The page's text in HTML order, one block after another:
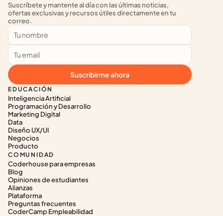
EDUCACIÓN
Inteligencia Artificial
Programación y Desarrollo
Marketing Digital
Data
Diseño UX/UI
Negocios
Producto
COMUNIDAD
Coderhouse para empresas
Blog
Opiniones de estudiantes
Alianzas
Plataforma
Preguntas frecuentes
CoderCamp Empleabilidad
Suscríbete y mantente al día con las últimas noticias,
ofertas exclusivas y recursos útiles directamente en tu
correo.
Suscribirme ahora